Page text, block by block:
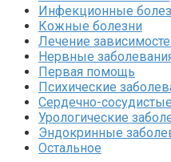
Инфекционные
Кожные болезни
Лечение
Нервные
Первая помощь
Психические
Сердечно-
Урологические
Эндокринные
Остальное